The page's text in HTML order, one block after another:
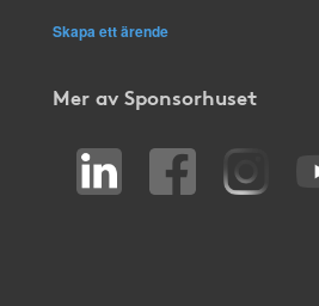
Skapa ett ärende
Mer av Sponsorhuset